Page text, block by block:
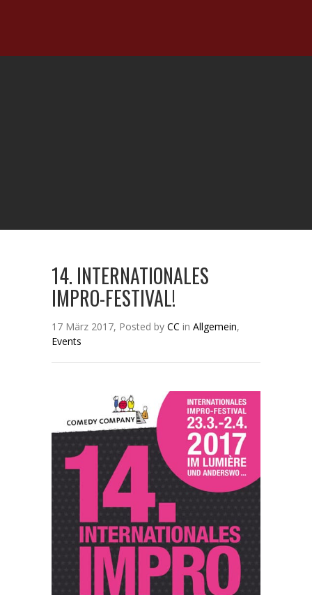
14. INTERNATIONALES
IMPRO-FESTIVAL!
17 März 2017, Posted by CC in Allgemein,
Events